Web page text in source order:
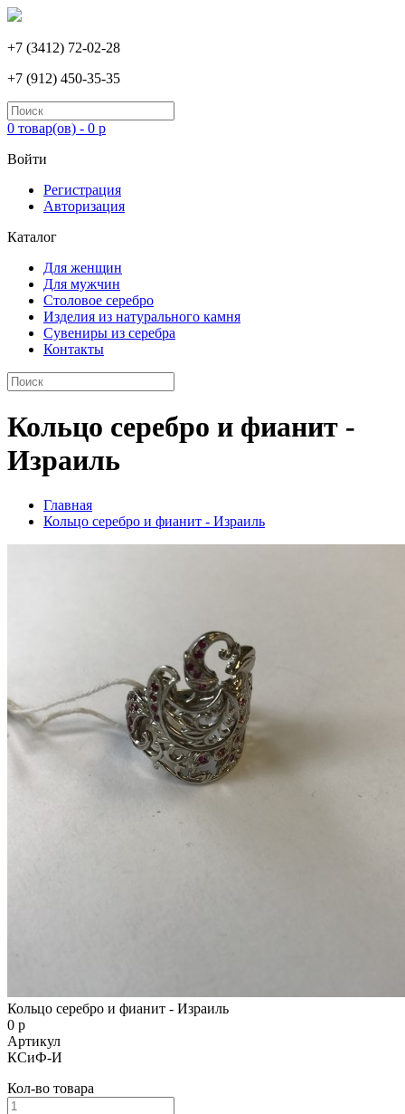
+7 (3412) 72-02-28
+7 (912) 450-35-35
0 товар(ов) - 0 р
Войти
Регистрация
Авторизация
Каталог
Для женщин
Для мужчин
Столовое серебро
Изделия из натурального камня
Сувениры из серебра
Контакты
Кольцо серебро и фианит -
Израиль
Главная
Кольцо серебро и фианит - Израиль
Кольцо серебро и фианит - Израиль
0 р
Артикул
КСиФ-И
Кол-во товара